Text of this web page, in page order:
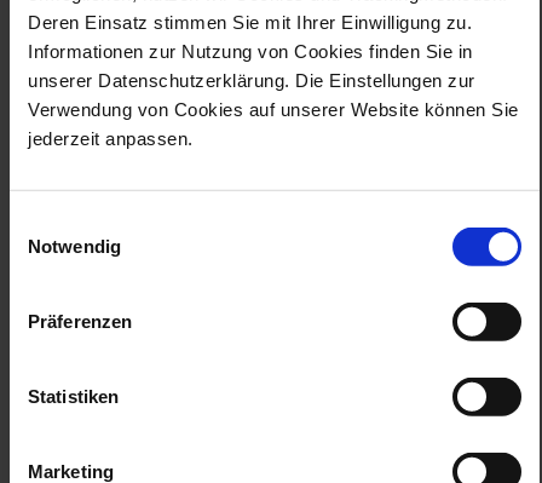
Deren Einsatz stimmen Sie mit Ihrer Einwilligung zu.
Informationen zur Nutzung von Cookies finden Sie in
unserer Datenschutzerklärung. Die Einstellungen zur
Verwendung von Cookies auf unserer Website können Sie
jederzeit anpassen.
Notwendig
Präferenzen
Statistiken
Marketing
uhrzeit
sprache